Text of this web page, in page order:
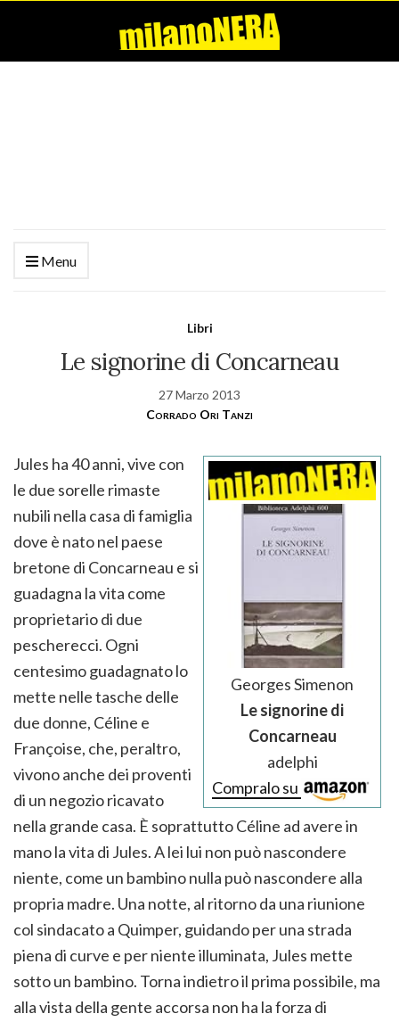
Menu
Libri
Le signorine di Concarneau
27 Marzo 2013
Corrado Ori Tanzi
Georges Simenon
Le signorine di
Concarneau
adelphi
Compralo su
Jules ha 40 anni, vive con
le due sorelle rimaste
nubili nella casa di famiglia
dove è nato nel paese
bretone di Concarneau e si
guadagna la vita come
proprietario di due
pescherecci. Ogni
centesimo guadagnato lo
mette nelle tasche delle
due donne, Céline e
Françoise, che, peraltro,
vivono anche dei proventi
di un negozio ricavato
nella grande casa. È soprattutto Céline ad avere in
mano la vita di Jules. A lei lui non può nascondere
niente, come un bambino nulla può nascondere alla
propria madre. Una notte, al ritorno da una riunione
col sindacato a Quimper, guidando per una strada
piena di curve e per niente illuminata, Jules mette
sotto un bambino. Torna indietro il prima possibile, ma
alla vista della gente accorsa non ha la forza di